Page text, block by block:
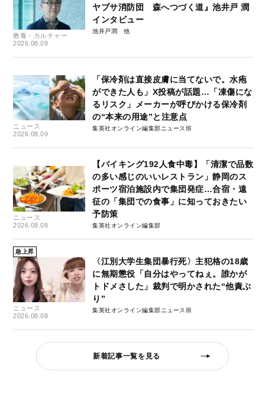
教養・カルチャー
2026.08.09
ヤブサ消防団 森へつづく道』池井戸 潤
インタビュー
池井戸潤
ニュース
2026.08.09
「保冷剤は直接皮膚に当てないで。水疱
ができた人も」X投稿が話題…「凍傷にな
るリスク」メーカーが呼びかける保冷剤
の“本来の用途”と注意点
集英社オンライン編集部ニュース班
ニュース
2026.08.08
【バイキング192人食中毒】「清潔で品数
の多い感じのいいレストラン」静岡のス
ポーツ宿泊施設内で集団発症…合宿・遠
征の「集団での食事」に知っておきたい
予防策
集英社オンライン編集部
急上昇
ニュース
2026.08.08
〈江別大学生集団暴行死〉主犯格の18歳
に無期懲役「自分はやってねぇ。誰かが
トドメさした」裁判で明かされた“他責ぶ
り”
集英社オンライン編集部ニュース班
新着記事一覧を見る